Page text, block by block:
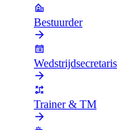
Bestuurder
Wedstrijdsecretaris
Trainer & TM